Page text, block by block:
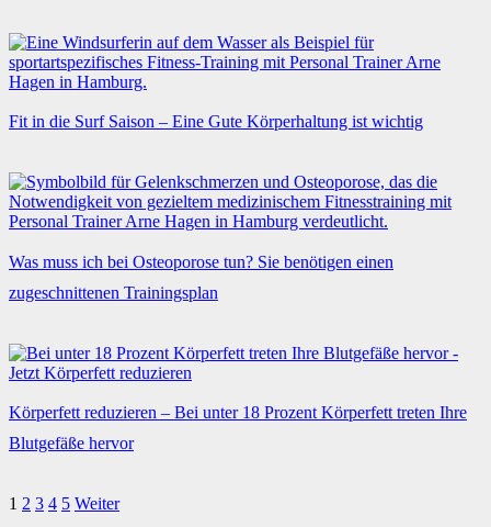
Fit in die Surf Saison – Eine Gute Körperhaltung ist wichtig
Was muss ich bei Osteoporose tun? Sie benötigen einen
zugeschnittenen Trainingsplan
Körperfett reduzieren – Bei unter 18 Prozent Körperfett treten Ihre
Blutgefäße hervor
1 2 3 4 5 Weiter